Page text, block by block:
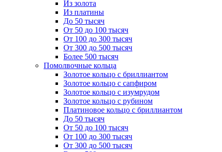
Из золота
Из платины
До 50 тысяч
От 50 до 100 тысяч
От 100 до 300 тысяч
От 300 до 500 тысяч
Более 500 тысяч
Помолвочные кольца
Золотое кольцо с бриллиантом
Золотое кольцо с сапфиром
Золотое кольцо с изумрудом
Золотое кольцо с рубином
Платиновое кольцо с бриллиантом
До 50 тысяч
От 50 до 100 тысяч
От 100 до 300 тысяч
От 300 до 500 тысяч